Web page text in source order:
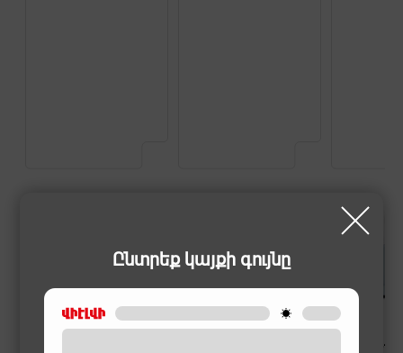
Ընտրեք կայքի գույնը